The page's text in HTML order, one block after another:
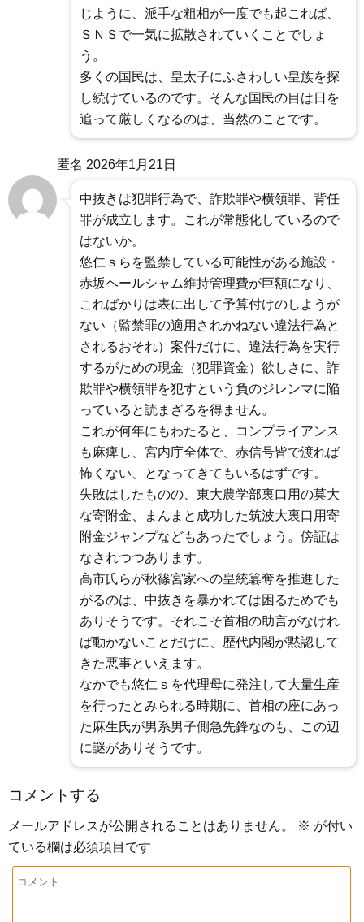
じように、派手な粗相が一度でも起これば、
ＳＮＳで一気に拡散されていくことでしょ
う。
多くの国民は、皇太子にふさわしい皇族を探
し続けているのです。そんな国民の目は日を
追って厳しくなるのは、当然のことです。
匿名 2026年1月21日
中抜きは犯罪行為で、詐欺罪や横領罪、背任
罪が成立します。これが常態化しているので
はないか。
悠仁ｓらを監禁している可能性がある施設・
赤坂ヘールシャム維持管理費が巨額になり、
こればかりは表に出して予算付けのしようが
ない（監禁罪の適用されかねない違法行為と
されるおそれ）案件だけに、違法行為を実行
するがための現金（犯罪資金）欲しさに、詐
欺罪や横領罪を犯すという負のジレンマに陥
っていると読まざるを得ません。
これが何年にもわたると、コンプライアンス
も麻痺し、宮内庁全体で、赤信号皆で渡れば
怖くない、となってきてもいるはずです。
失敗はしたものの、東大農学部裏口用の莫大
な寄附金、まんまと成功した筑波大裏口用寄
附金ジャンプなどもあったでしょう。傍証は
なされつつあります。
高市氏らが秋篠宮家への皇統簒奪を推進した
がるのは、中抜きを暴かれては困るためでも
ありそうです。それこそ首相の助言がなけれ
ば動かないことだけに、歴代内閣が黙認して
きた悪事といえます。
なかでも悠仁ｓを代理母に発注して大量生産
を行ったとみられる時期に、首相の座にあっ
た麻生氏が男系男子側急先鋒なのも、この辺
に謎がありそうです。
コメントする
メールアドレスが公開されることはありません。 ※ が付い
ている欄は必須項目です